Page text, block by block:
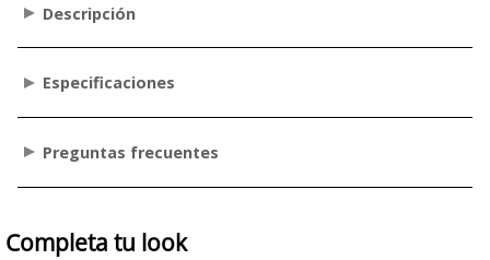
Descripción
Especificaciones
Preguntas frecuentes
Completa tu look